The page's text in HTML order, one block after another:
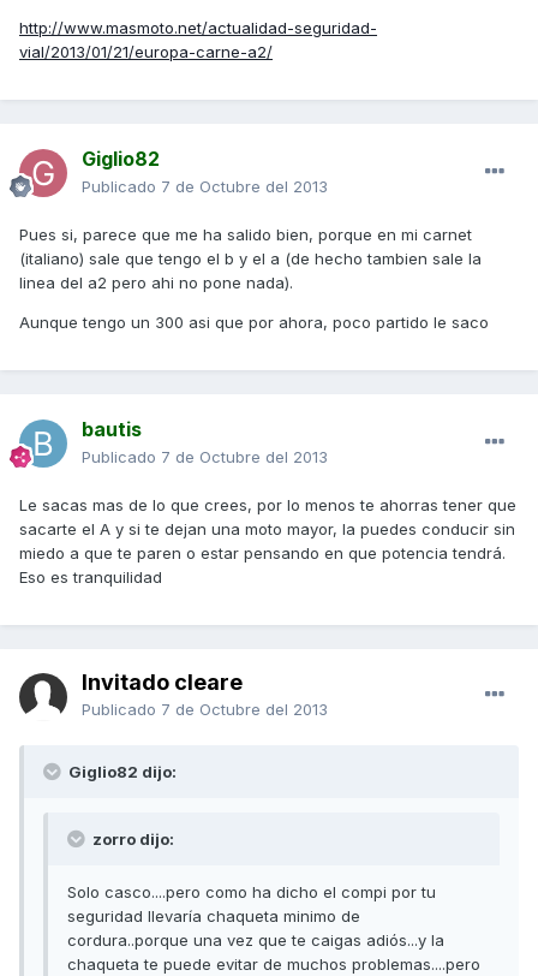
http://www.masmoto.net/actualidad-seguridad-
vial/2013/01/21/europa-carne-a2/
Giglio82
Publicado 7 de Octubre del 2013
Pues si, parece que me ha salido bien, porque en mi carnet
(italiano) sale que tengo el b y el a (de hecho tambien sale la
linea del a2 pero ahi no pone nada).
Aunque tengo un 300 asi que por ahora, poco partido le saco
bautis
Publicado 7 de Octubre del 2013
Le sacas mas de lo que crees, por lo menos te ahorras tener que
sacarte el A y si te dejan una moto mayor, la puedes conducir sin
miedo a que te paren o estar pensando en que potencia tendrá.
Eso es tranquilidad
Invitado cleare
Publicado 7 de Octubre del 2013
Giglio82 dijo:
zorro dijo:
Solo casco....pero como ha dicho el compi por tu
seguridad llevaría chaqueta minimo de
cordura..porque una vez que te caigas adiós...y la
chaqueta te puede evitar de muchos problemas....pero